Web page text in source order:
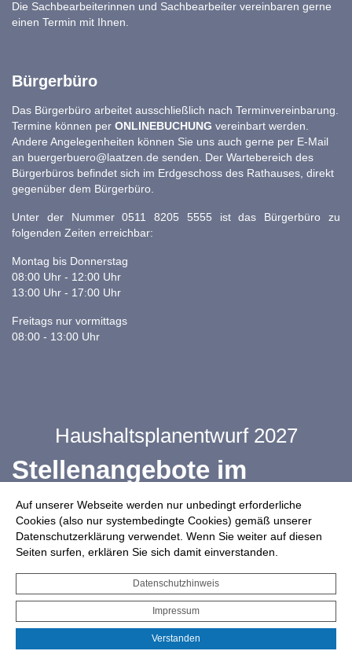
Auf unserer Webseite werden nur unbedingt erforderliche
Cookies (also nur systembedingte Cookies) gemäß unserer
Datenschutzerklärung verwendet. Wenn Sie weiter auf diesen
Seiten surfen, erklären Sie sich damit einverstanden.
Datenschutzhinweis
Impressum
Verstanden
Die Sachbearbeiterinnen und Sachbearbeiter vereinbaren gerne
einen Termin mit Ihnen.
Bürgerbüro
Das Bürgerbüro arbeitet ausschließlich nach Terminvereinbarung.
Termine können per ONLINEBUCHUNG vereinbart werden.
Andere Angelegenheiten können Sie uns auch gerne per E-Mail
an buergerbuero@laatzen.de senden. Der Wartebereich des
Bürgerbüros befindet sich im Erdgeschoss des Rathauses, direkt
gegenüber dem Bürgerbüro.
Unter der Nummer 0511 8205 5555 ist das Bürgerbüro zu
folgenden Zeiten erreichbar:
Montag bis Donnerstag
08:00 Uhr - 12:00 Uhr
13:00 Uhr - 17:00 Uhr
Freitags nur vormittags
08:00 - 13:00 Uhr
Haushaltsplanentwurf 2027
Stellenangebote im
Ganztag
Infos zur Drohnennutzung
Starkregengefahrenkarte
Serviceportal für Bürger*innen
Interaktiver Haushalt